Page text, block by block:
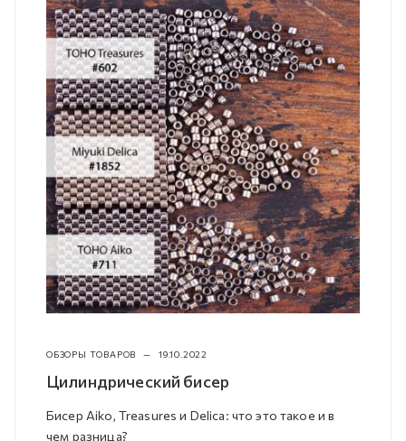
ОБЗОРЫ ТОВАРОВ — 19.10.2022
Цилиндрический бисер
Бисер Aiko, Treasures и Delica: что это такое и в
чем разница?